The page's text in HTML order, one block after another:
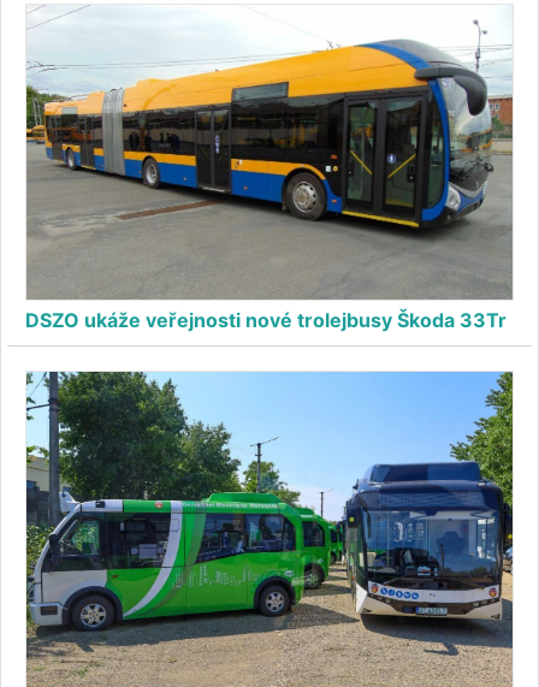
DSZO ukáže veřejnosti nové trolejbusy Škoda 33Tr